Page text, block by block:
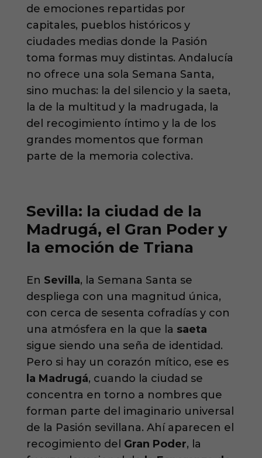
de emociones repartidas por
capitales, pueblos históricos y
ciudades medias donde la Pasión
toma formas muy distintas. Andalucía
no ofrece una sola Semana Santa,
sino muchas: la del silencio y la saeta,
la de la multitud y la madrugada, la
del recogimiento íntimo y la de los
grandes momentos que forman
parte de la memoria colectiva.
Sevilla: la ciudad de la
Madrugá, el Gran Poder y
la emoción de Triana
En Sevilla, la Semana Santa se
despliega con una magnitud única,
con cerca de sesenta cofradías y con
una atmósfera en la que la saeta
sigue siendo una seña de identidad.
Pero si hay un corazón mítico, ese es
la Madrugá, cuando la ciudad se
concentra en torno a nombres que
forman parte del imaginario universal
de la Pasión sevillana. Ahí aparecen el
recogimiento del Gran Poder, la